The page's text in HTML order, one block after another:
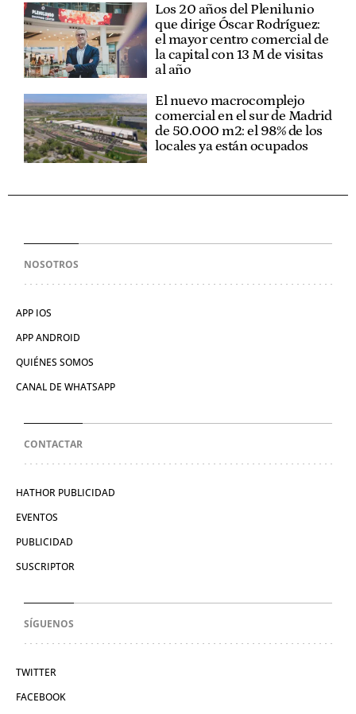
Los 20 años del Plenilunio
que dirige Óscar Rodríguez:
el mayor centro comercial de
la capital con 13 M de visitas
al año
El nuevo macrocomplejo
comercial en el sur de Madrid
de 50.000 m2: el 98% de los
locales ya están ocupados
NOSOTROS
APP IOS
APP ANDROID
QUIÉNES SOMOS
CANAL DE WHATSAPP
CONTACTAR
HATHOR PUBLICIDAD
EVENTOS
PUBLICIDAD
SUSCRIPTOR
SÍGUENOS
TWITTER
FACEBOOK